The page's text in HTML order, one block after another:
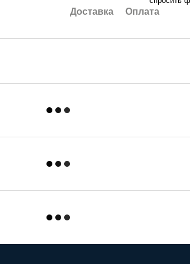
Доставка Оплата